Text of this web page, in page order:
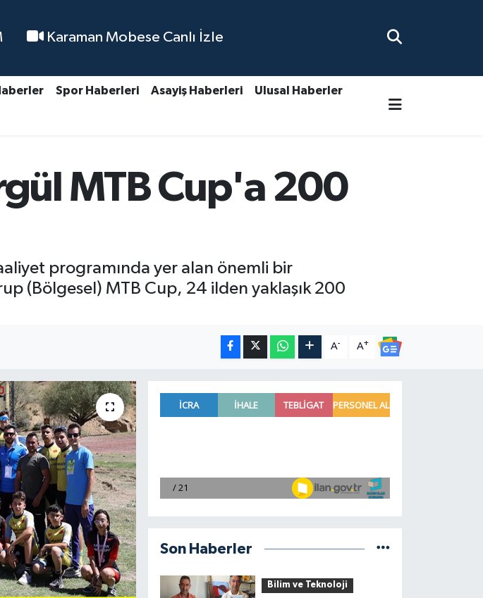
Karaman Mobese Canlı İzle
Spor Haberleri Asayiş Haberleri Ulusal Haberler
MTB Cup'a 200
programında yer alan önemli bir
(Bölgesel) MTB Cup, 24 ilden yaklaşık 200
A- A+
Son Haberler
Bilim ve Teknoloji